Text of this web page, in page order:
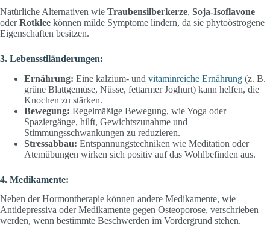
Natürliche Alternativen wie Traubensilberkerze, Soja-Isoflavone
oderRotklee können milde Symptome lindern, da sie phytoöstrogene
Eigenschaften besitzen.
3. Lebensstiländerungen:
Ernährung: Eine kalzium- und vitaminreiche Ernährung (z. B.
grüne Blattgemüse, Nüsse, fettarmer Joghurt) kann helfen, die
Knochen zu stärken.
Bewegung: Regelmäßige Bewegung, wie Yoga oder
Spaziergänge, hilft, Gewichtszunahme und
Stimmungsschwankungen zu reduzieren.
Stressabbau: Entspannungstechniken wie Meditation oder
Atemübungen wirken sich positiv auf das Wohlbefinden aus.
4. Medikamente:
Neben der Hormontherapie können andere Medikamente, wie
Antidepressiva oder Medikamente gegen Osteoporose, verschrieben
werden, wenn bestimmte Beschwerden im Vordergrund stehen.